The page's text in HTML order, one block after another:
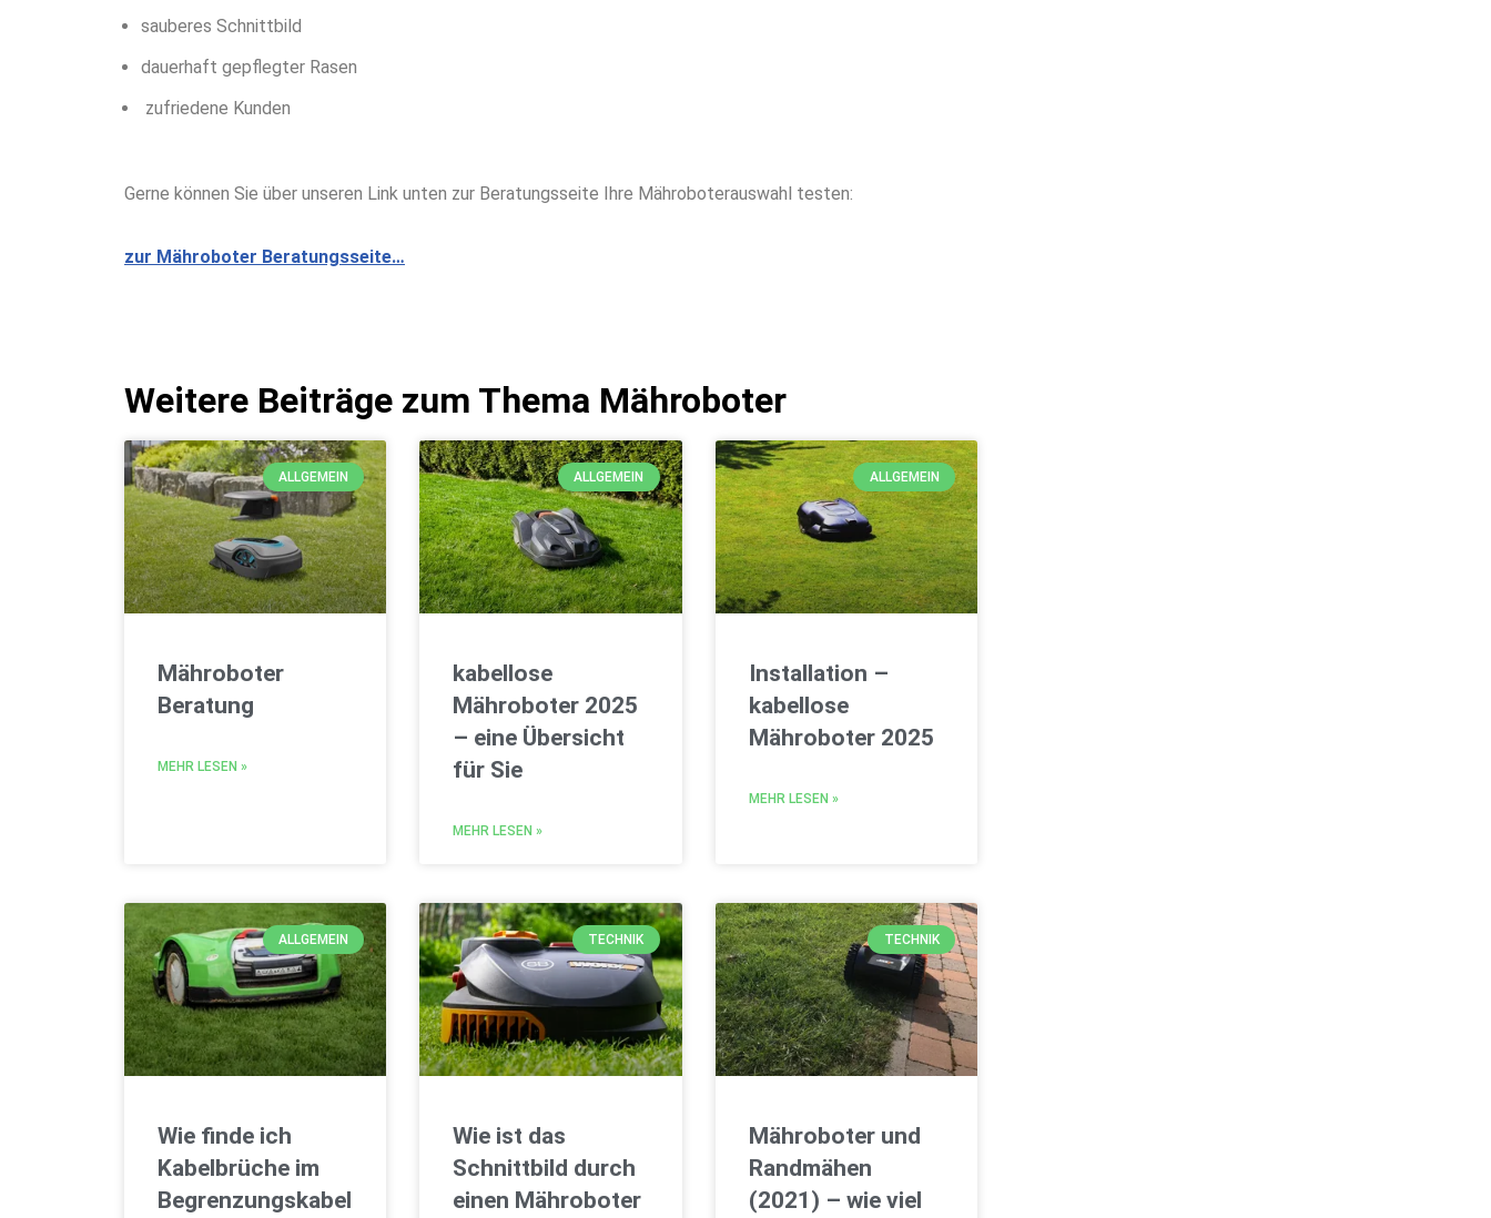
sauberes Schnittbild
dauerhaft gepflegter Rasen
zufriedene Kunden
Gerne können Sie über unseren Link unten zur Beratungsseite Ihre Mähroboterauswahl testen:
zur Mähroboter Beratungsseite…
Weitere Beiträge zum Thema Mähroboter
ALLGEMEIN
Mähroboter
Beratung
MEHR LESEN »
ALLGEMEIN
kabellose
Mähroboter 2025
– eine Übersicht
für Sie
MEHR LESEN »
ALLGEMEIN
Installation –
kabellose
Mähroboter 2025
MEHR LESEN »
ALLGEMEIN
Wie finde ich
Kabelbrüche im
Begrenzungskabel
TECHNIK
Wie ist das
Schnittbild durch
einen Mähroboter
TECHNIK
Mähroboter und
Randmähen
(2021) – wie viel